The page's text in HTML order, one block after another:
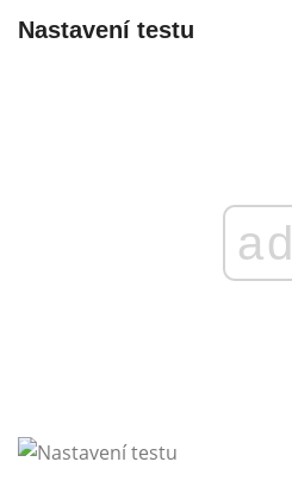
Nastavení testu
ad